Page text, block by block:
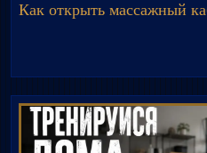
Как открыть массажный